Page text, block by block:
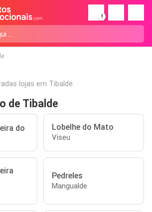
!
lojas em Tibalde.
de Tibalde
do
Lobelhe do Mato
Viseu
Pedreles
Mangualde